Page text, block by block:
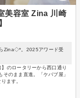
美容室 Zina 川崎
Zina◇*。2025アワード受
のロータリーから西口通り
のまま直進。「ケバブ屋」
ます。